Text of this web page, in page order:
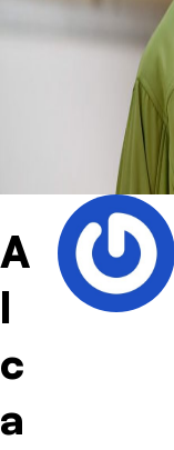
A
l
c
a